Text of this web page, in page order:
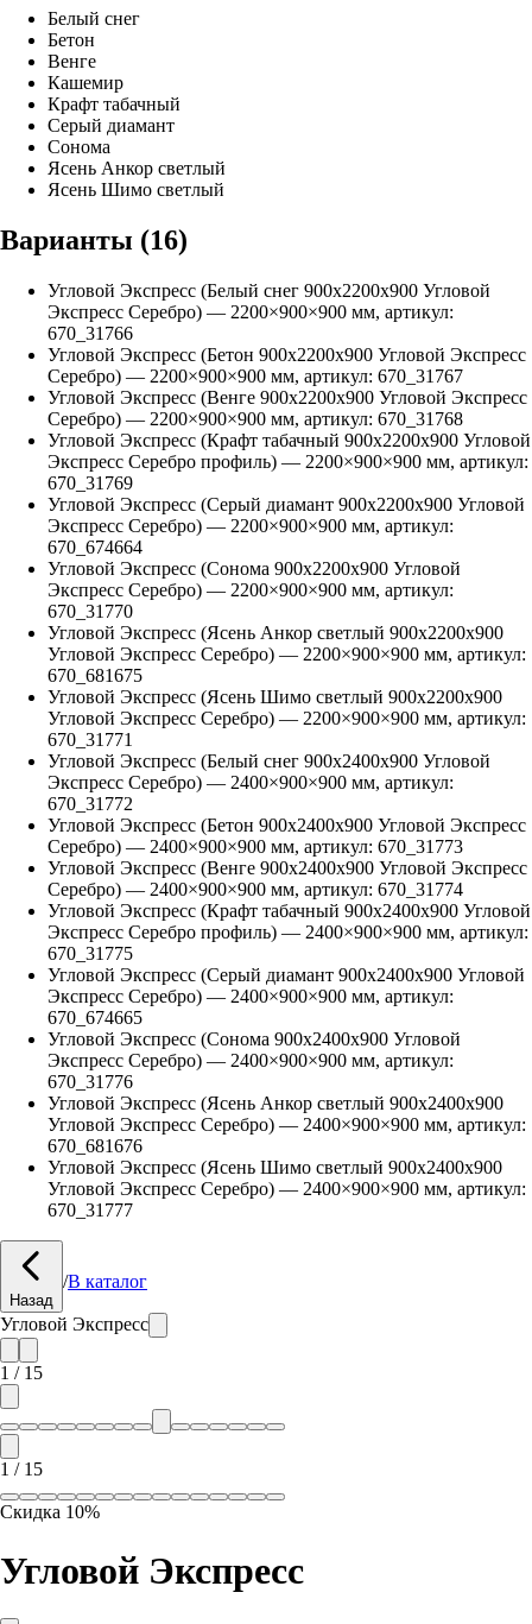
Белый снег
Бетон
Венге
Кашемир
Крафт табачный
Серый диамант
Сонома
Ясень Анкор светлый
Ясень Шимо светлый
Варианты (16)
Угловой Экспресс (Белый снег 900х2200х900 Угловой
Экспресс Серебро) — 2200×900×900 мм, артикул:
670_31766
Угловой Экспресс (Бетон 900х2200х900 Угловой Экспресс
Серебро) — 2200×900×900 мм, артикул: 670_31767
Угловой Экспресс (Венге 900х2200х900 Угловой Экспресс
Серебро) — 2200×900×900 мм, артикул: 670_31768
Угловой Экспресс (Крафт табачный 900х2200х900 Угловой
Экспресс Серебро профиль) — 2200×900×900 мм, артикул:
670_31769
Угловой Экспресс (Серый диамант 900х2200х900 Угловой
Экспресс Серебро) — 2200×900×900 мм, артикул:
670_674664
Угловой Экспресс (Сонома 900х2200х900 Угловой
Экспресс Серебро) — 2200×900×900 мм, артикул:
670_31770
Угловой Экспресс (Ясень Анкор светлый 900х2200х900
Угловой Экспресс Серебро) — 2200×900×900 мм, артикул:
670_681675
Угловой Экспресс (Ясень Шимо светлый 900х2200х900
Угловой Экспресс Серебро) — 2200×900×900 мм, артикул:
670_31771
Угловой Экспресс (Белый снег 900х2400х900 Угловой
Экспресс Серебро) — 2400×900×900 мм, артикул:
670_31772
Угловой Экспресс (Бетон 900х2400х900 Угловой Экспресс
Серебро) — 2400×900×900 мм, артикул: 670_31773
Угловой Экспресс (Венге 900х2400х900 Угловой Экспресс
Серебро) — 2400×900×900 мм, артикул: 670_31774
Угловой Экспресс (Крафт табачный 900х2400х900 Угловой
Экспресс Серебро профиль) — 2400×900×900 мм, артикул:
670_31775
Угловой Экспресс (Серый диамант 900х2400х900 Угловой
Экспресс Серебро) — 2400×900×900 мм, артикул:
670_674665
Угловой Экспресс (Сонома 900х2400х900 Угловой
Экспресс Серебро) — 2400×900×900 мм, артикул:
670_31776
Угловой Экспресс (Ясень Анкор светлый 900х2400х900
Угловой Экспресс Серебро) — 2400×900×900 мм, артикул:
670_681676
Угловой Экспресс (Ясень Шимо светлый 900х2400х900
Угловой Экспресс Серебро) — 2400×900×900 мм, артикул:
670_31777
Назад
/В каталог
Угловой Экспресс
1 / 15
1 / 15
Скидка 10%
Угловой Экспресс